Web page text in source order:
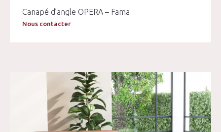
Canapé d’angle OPERA – Fama
Nous contacter